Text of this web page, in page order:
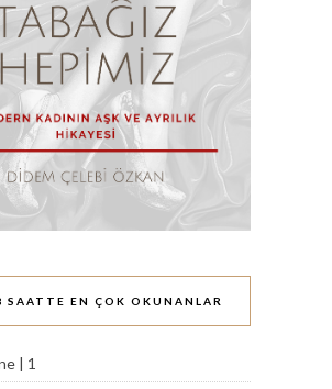
SAATTE EN ÇOK OKUNANLAR
| 1